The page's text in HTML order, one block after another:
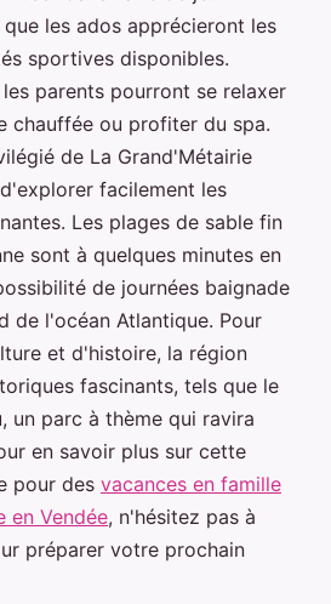
les ados apprécieront les
sportives disponibles.
parents pourront se relaxer
chauffée ou profiter du spa.
de La Grand'Métairie
facilement les
Les plages de sable fin
sont à quelques minutes en
de journées baignade
de l'océan Atlantique. Pour
et d'histoire, la région
fascinants, tels que le
un parc à thème qui ravira
en savoir plus sur cette
pour des vacances en famille
en Vendée, n'hésitez pas à
préparer votre prochain